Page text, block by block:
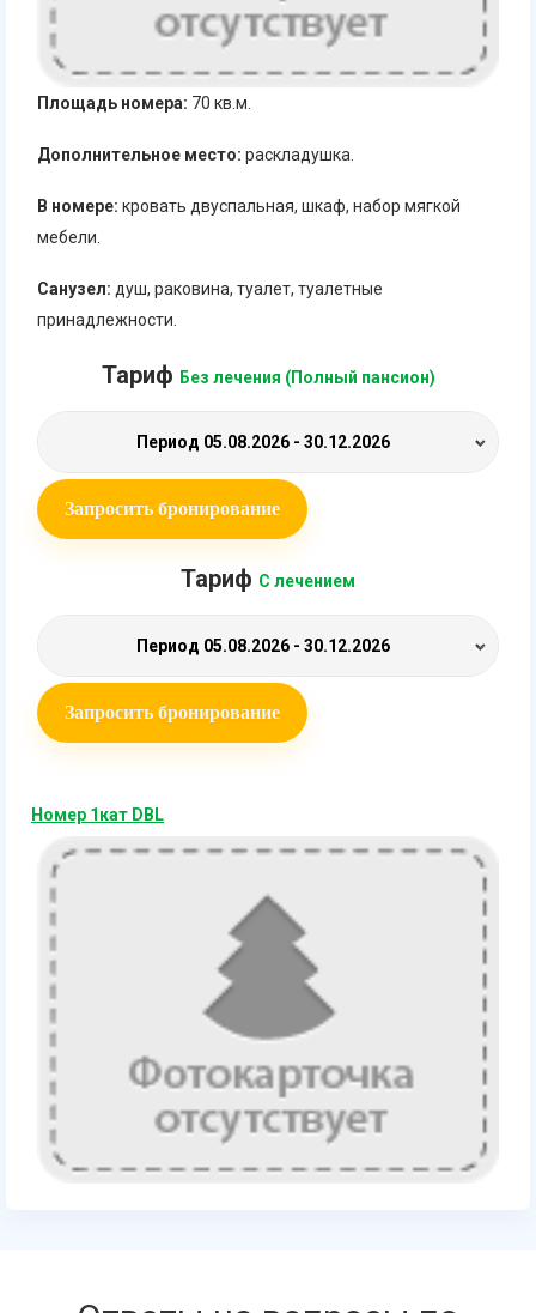
Площадь номера: 70 кв.м.
Дополнительное место: раскладушка.
В номере: кровать двуспальная, шкаф, набор мягкой
мебели.
Санузел: душ, раковина, туалет, туалетные
принадлежности.
Тариф Без лечения (Полный пансион)
Период 05.08.2026 - 30.12.2026
Запросить бронирование
Тариф С лечением
Период 05.08.2026 - 30.12.2026
Запросить бронирование
Номер 1кат DBL